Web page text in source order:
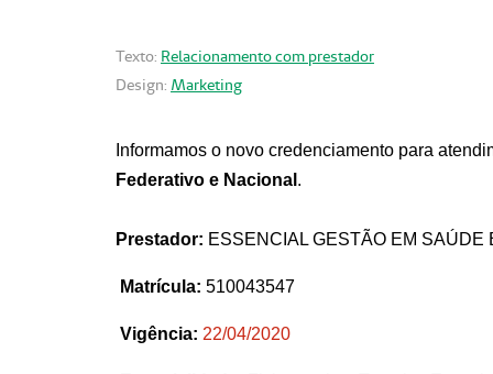
Texto: Relacionamento com prestador
Design: Marketing
Informamos o novo credenciamento para
Federativo e Nacional .
Prestador: ESSENCIAL GESTÃO EM SAÚDE
Matrícula: 510043547
Vigência: 22/04/2020